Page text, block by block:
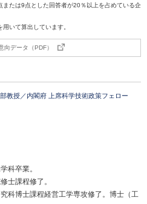
たは9点とした回答者が20％以上を占めている企
いて算出しています。
向データ（PDF）
教授／内閣府 上席科学技術政策フェロー
科卒業。
士課程修了。
科博士課程経営工学専攻修了。博士（工